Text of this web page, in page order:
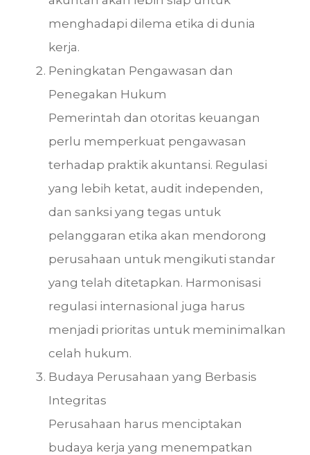
menghadapi dilema etika di dunia
kerja.
Peningkatan Pengawasan dan
Penegakan Hukum
Pemerintah dan otoritas keuangan
perlu memperkuat pengawasan
terhadap praktik akuntansi. Regulasi
yang lebih ketat, audit independen,
dan sanksi yang tegas untuk
pelanggaran etika akan mendorong
perusahaan untuk mengikuti standar
yang telah ditetapkan. Harmonisasi
regulasi internasional juga harus
menjadi prioritas untuk meminimalkan
celah hukum.
Budaya Perusahaan yang Berbasis
Integritas
Perusahaan harus menciptakan
budaya kerja yang menempatkan